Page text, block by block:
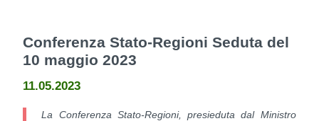
Conferenza Stato-Regioni Seduta del
10 maggio 2023
11.05.2023
La Conferenza Stato-Regioni, presieduta dal Ministro